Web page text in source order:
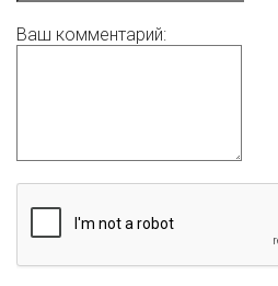
Ваш комментарий: